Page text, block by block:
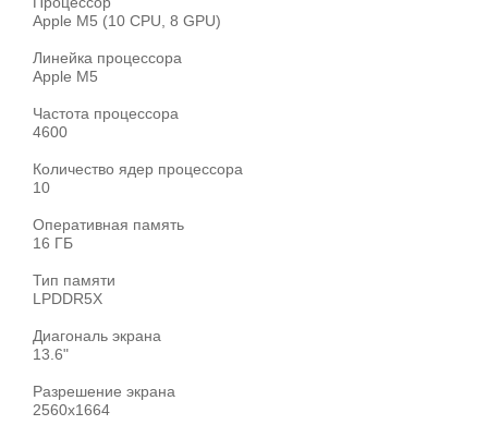
Apple M5 (10 CPU, 8 GPU)
Линейка процессора
Apple M5
Частота процессора
4600
Количество ядер процессора
10
Оперативная память
16 ГБ
Тип памяти
LPDDR5X
Диагональ экрана
13.6"
Разрешение экрана
2560x1664